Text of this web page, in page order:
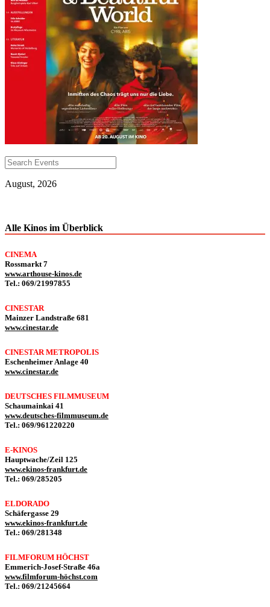
August, 2026
Alle Kinos im Überblick
CINEMA
Rossmarkt 7
www.arthouse-kinos.de
Tel.: 069/21997855
CINESTAR
Mainzer Landstraße 681
www.cinestar.de
CINESTAR METROPOLIS
Eschenheimer Anlage 40
www.cinestar.de
DEUTSCHES FILMMUSEUM
Schaumainkai 41
www.deutsches-filmmuseum.de
Tel.: 069/961220220
E-KINOS
Hauptwache/Zeil 125
www.ekinos-frankfurt.de
Tel.: 069/285205
ELDORADO
Schäfergasse 29
www.ekinos-frankfurt.de
Tel.: 069/281348
FILMFORUM HÖCHST
Emmerich-Josef-Straße 46a
www.filmforum-höchst.com
Tel.: 069/21245664